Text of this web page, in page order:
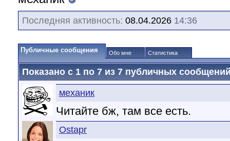
Последняя активность: 08.04.2026 14:36
Публичные сообщения Обо мне Статистика
Показано с 1 по 7 из 7 публичных
механик
Читайте бж, там все есть.
Ostapr